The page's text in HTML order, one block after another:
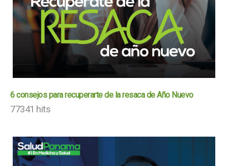
6 consejos para recuperarte de la resaca de Año Nuevo
77341 hits